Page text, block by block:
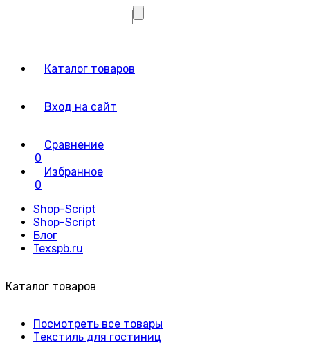
Каталог товаров
Вход на сайт
Сравнение
0
Избранное
0
Shop-Script
Shop-Script
Блог
Texspb.ru
Каталог товаров
Посмотреть все товары
Текстиль для гостиниц